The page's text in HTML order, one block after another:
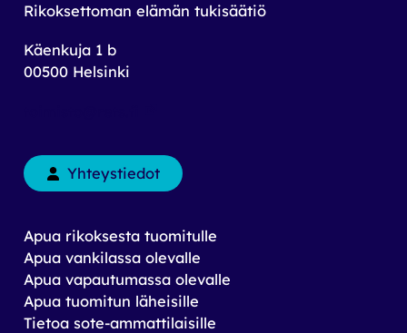
Rikoksettoman elämän tukisäätiö
Käenkuja 1 b
00500 Helsinki
Yhteystiedot
Apua rikoksesta tuomitulle
Apua vankilassa olevalle
Apua vapautumassa olevalle
Apua tuomitun läheisille
Tietoa sote-ammattilaisille